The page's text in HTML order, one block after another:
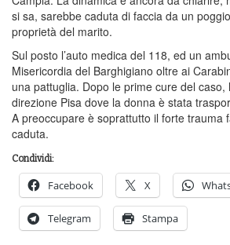
si sa, sarebbe caduta di faccia da un
proprietà del marito.
Sul posto l’auto medica del 118, ed un
Misericordia del Barghigiano oltre ai
una pattuglia. Dopo le prime cure del caso,
direzione Pisa dove la donna è stata
A preoccupare è soprattutto il forte trauma
caduta.
Condividi:
Facebook X
Telegram Stampa